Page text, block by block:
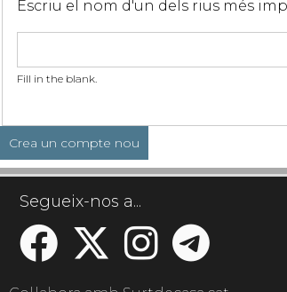
Escriu el nom d'un dels rius més
Fill in the blank.
Segueix-nos a...